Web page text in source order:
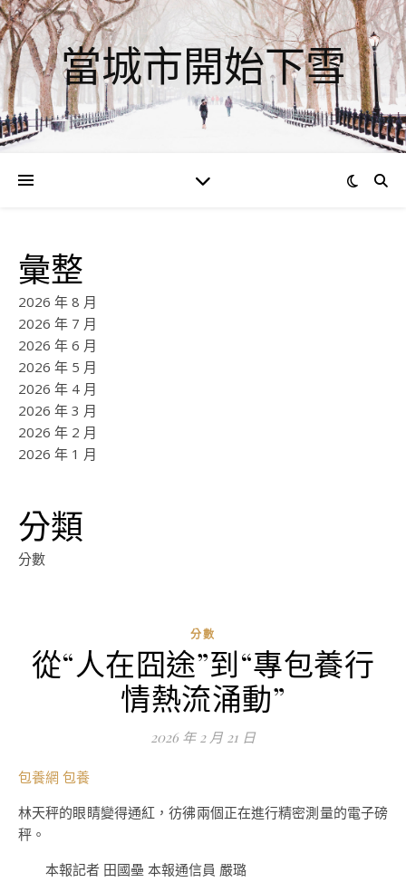
當城市開始下雪
彙整
2026 年 8 月
2026 年 7 月
2026 年 6 月
2026 年 5 月
2026 年 4 月
2026 年 3 月
2026 年 2 月
2026 年 1 月
分類
分數
分數
從“人在囧途”到“專包養行
情熱流涌動”
2026 年 2 月 21 日
包養網 包養
林天秤的眼睛變得通紅，彷彿兩個正在進行精密測量的電子磅
秤。
本報記者 田國壘 本報通信員 嚴璐